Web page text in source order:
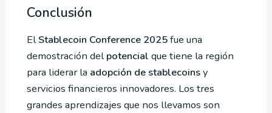
Conclusión
ElStablecoin Conference 2025fue una
demostración delpotencial que tiene la región
para liderar la adopción de stablecoinsy
servicios financieros innovadores. Los tres
grandes aprendizajes que nos llevamos son